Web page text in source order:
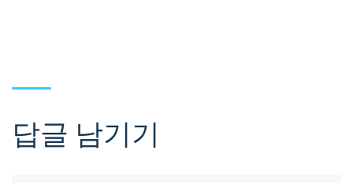
답글 남기기